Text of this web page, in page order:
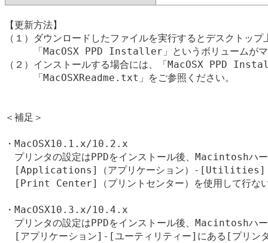
【更新方法】
（１）ダウンロードしたファイルを実行するとデスクトップ
「MacOSX PPD Installer」というボリュームがマ
（２）インストールする場合には、「MacOSX PPD
「MacOSXReadme.txt」をご参照ください。
＜補足＞
・MacOSX10.1.x/10.2.x
プリンタの設定はPPDをインストール後、Macintoshハ
[Applications]（アプリケーション）-[Utilities]（
[Print Center]（プリントセンター）を使用して行な
・MacOSX10.3.x/10.4.x
プリンタの設定はPPDをインストール後、Macintoshハ
[アプリケーション]-[ユーティリティー]にある[プリン